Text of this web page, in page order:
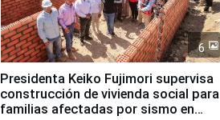
6
Presidenta Keiko Fujimori supervisa
construcción de vivienda social para
familias afectadas por sismo en